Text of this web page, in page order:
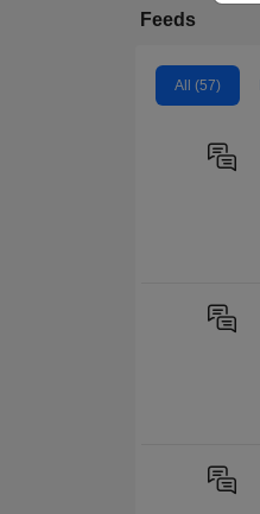
Feeds
All (57)